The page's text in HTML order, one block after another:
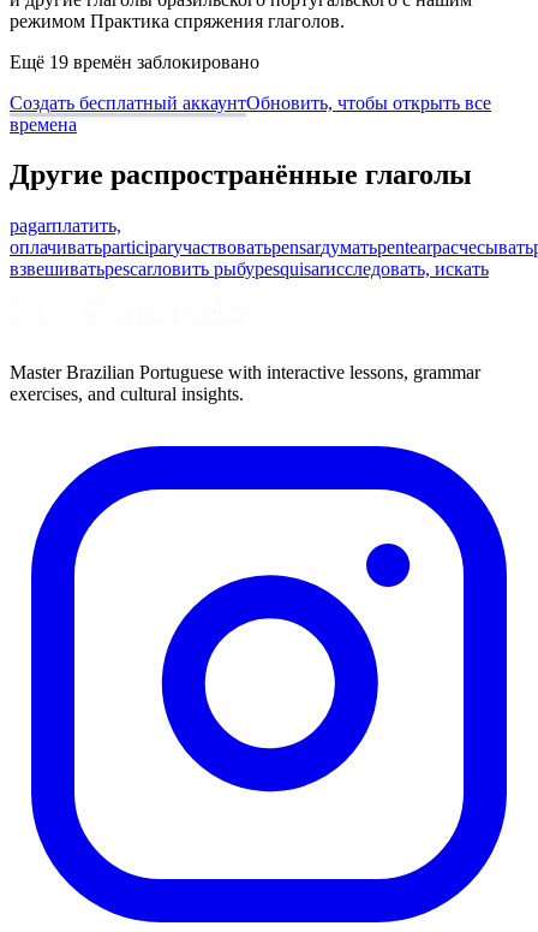
режимом Практика спряжения глаголов.
Ещё 19 времён заблокировано
Создать бесплатный аккаунтОбновить, чтобы открыть все
времена
Другие распространённые глаголы
pagarплатить,
оплачиватьparticiparучаствоватьpensarдуматьpentearрасчесывать
взвешиватьpescarловить рыбуpesquisarисследовать, искать
Master Brazilian Portuguese with interactive lessons, grammar
exercises, and cultural insights.